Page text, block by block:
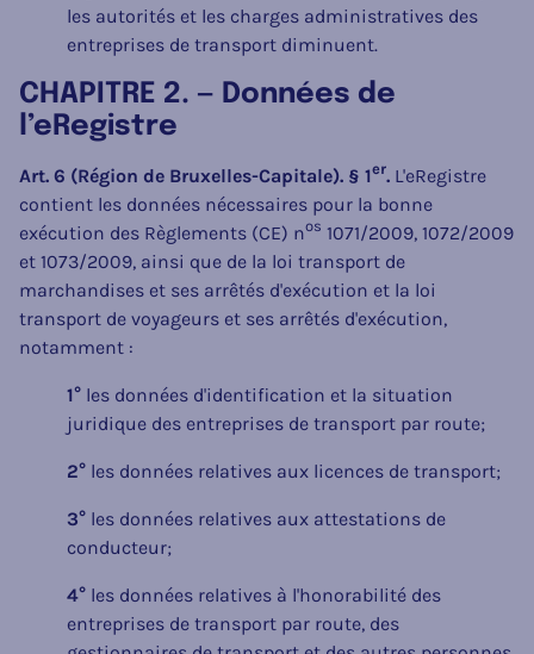
les autorités et les charges administratives des
entreprises de transport diminuent.
CHAPITRE 2. — Données de
l’eRegistre
Art. 6 (Région de Bruxelles-Capitale). § 1er. L'eRegistre
contient les données nécessaires pour la bonne
exécution des Règlements (CE) nos 1071/2009, 1072/2009
et 1073/2009, ainsi que de la loi transport de
marchandises et ses arrêtés d'exécution et la loi
transport de voyageurs et ses arrêtés d'exécution,
notamment :
1° les données d'identification et la situation
juridique des entreprises de transport par route;
2° les données relatives aux licences de transport;
3° les données relatives aux attestations de
conducteur;
4° les données relatives à l'honorabilité des
entreprises de transport par route, des